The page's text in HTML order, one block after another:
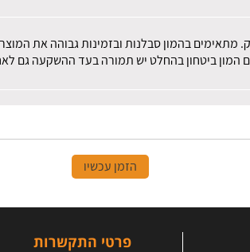
מתאימים בהמון סבלנות ובזמינות גבוהה את
המון ביטחון בהחלט יש תמורה בעד ההשקעה גם
הזמן עכשיו
פרטי התקשרות